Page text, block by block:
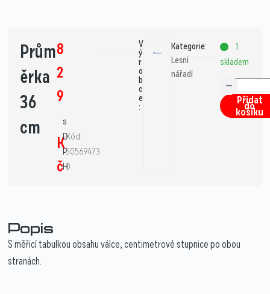
Prům
ěrka
36
cm
8
2
9
K
č
s
D
P
H
Kód:
50569473
0
V
ý
r
o
b
c
e
:
Kategorie:
Lesní
nářadí
1
skladem
Přidat
do
košíku
Popis
S měřicí tabulkou obsahu válce, centimetrové stupnice po obou
stranách.